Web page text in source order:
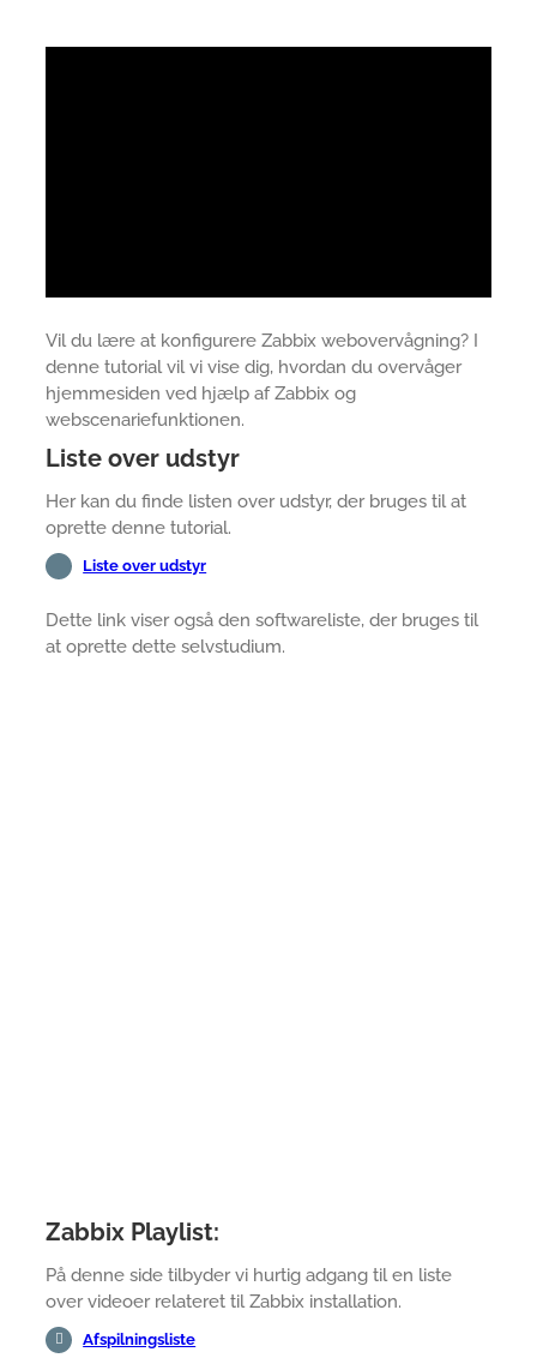
Vil du lære at konfigurere Zabbix webovervågning? I
denne tutorial vil vi vise dig, hvordan du overvåger
hjemmesiden ved hjælp af Zabbix og
webscenariefunktionen.
Liste over udstyr
Her kan du finde listen over udstyr, der bruges til at
oprette denne tutorial.
Liste over udstyr
Dette link viser også den softwareliste, der bruges til
at oprette dette selvstudium.
Zabbix Playlist:
På denne side tilbyder vi hurtig adgang til en liste
over videoer relateret til Zabbix installation.
Afspilningsliste